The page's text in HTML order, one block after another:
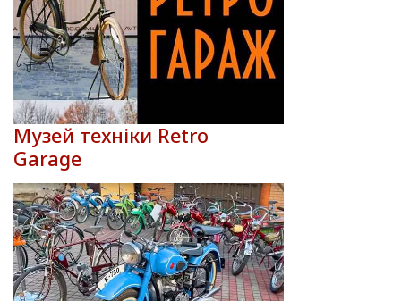
Музей техніки Retro
Garage